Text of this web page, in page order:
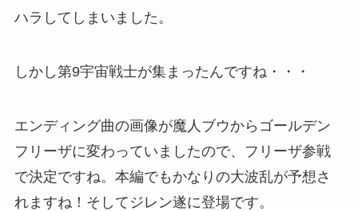
ハラしてしまいました。
しかし第9宇宙戦士が集まったんですね・・・
エンディング曲の画像が魔人ブウからゴールデン
フリーザに変わっていましたので、フリーザ参戦
で決定ですね。本編でもかなりの大波乱が予想さ
れますね！そしてジレン遂に登場です。